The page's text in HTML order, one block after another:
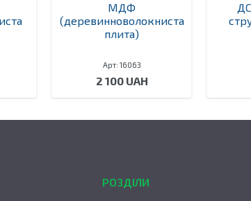
МДФ
(деревинноволокниста
плита)
Арт: 16063
2 100 UAH
РОЗДІЛИ